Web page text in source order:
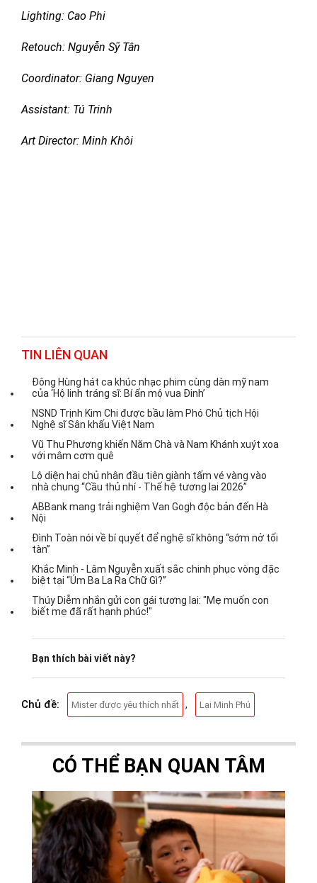
Lighting: Cao Phi
Retouch: Nguyễn Sỹ Tân
Coordinator: Giang Nguyen
Assistant: Tú Trinh
Art Director: Minh Khôi
TIN LIÊN QUAN
Đông Hùng hát ca khúc nhạc phim cùng dàn mỹ nam
của ‘Hộ linh tráng sĩ: Bí ẩn mộ vua Đinh’
NSND Trịnh Kim Chi được bầu làm Phó Chủ tịch Hội
Nghệ sĩ Sân khấu Việt Nam
Vũ Thu Phương khiến Năm Chà và Nam Khánh xuýt xoa
với mâm cơm quê
Lộ diện hai chủ nhân đầu tiên giành tấm vé vàng vào
nhà chung “Cầu thủ nhí - Thế hệ tương lai 2026”
ABBank mang trải nghiệm Van Gogh độc bản đến Hà
Nội
Đình Toàn nói về bí quyết để nghệ sĩ không “sớm nở tối
tàn”
Khắc Minh - Lâm Nguyễn xuất sắc chinh phục vòng đặc
biệt tại “Úm Ba La Ra Chữ Gì?”
Thúy Diễm nhắn gửi con gái tương lai: "Mẹ muốn con
biết mẹ đã rất hạnh phúc!"
Bạn thích bài viết này?
Chủ đề: Mister được yêu thích nhất , Lại Minh Phú
CÓ THỂ BẠN QUAN TÂM